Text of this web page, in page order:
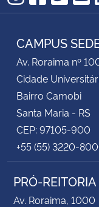
Instagram
CAMPUS
Av. Roraima nº
Cidade
Bairro Camobi
Santa Maria - RS
CEP: 97105-900
+55 (55) 3220-
PRÓ-
Av. Roraima, 1000